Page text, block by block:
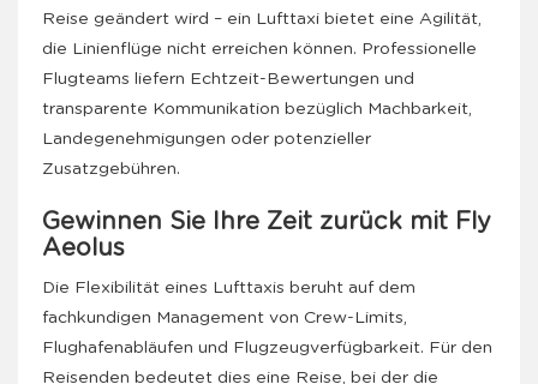
Reise geändert wird – ein Lufttaxi bietet eine Agilität,
die Linienflüge nicht erreichen können. Professionelle
Flugteams liefern Echtzeit-Bewertungen und
transparente Kommunikation bezüglich Machbarkeit,
Landegenehmigungen oder potenzieller
Zusatzgebühren.
Gewinnen Sie Ihre Zeit zurück mit Fly
Aeolus
Die Flexibilität eines Lufttaxis beruht auf dem
fachkundigen Management von Crew-Limits,
Flughafenabläufen und Flugzeugverfügbarkeit. Für den
Reisenden bedeutet dies eine Reise, bei der die